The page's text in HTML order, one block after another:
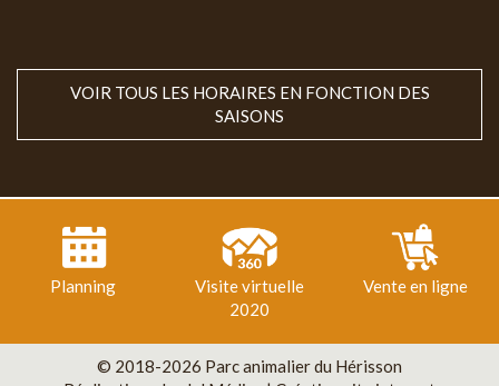
VOIR TOUS LES HORAIRES EN FONCTION DES
SAISONS
Planning
Visite virtuelle
2020
Vente en ligne
© 2018-2026 Parc animalier du Hérisson